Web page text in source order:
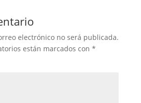
electrónico no será publicada.
están marcados con *